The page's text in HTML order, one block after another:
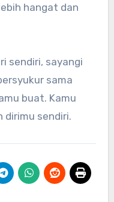
hangat dan
sendiri, sayangi
sama
buat. Kamu
sendiri.